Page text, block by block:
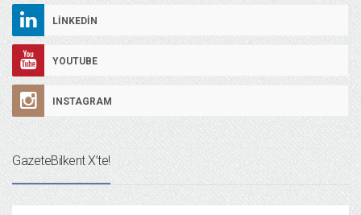
LINKEDIN
YOUTUBE
INSTAGRAM
GazeteBilkent X’te!